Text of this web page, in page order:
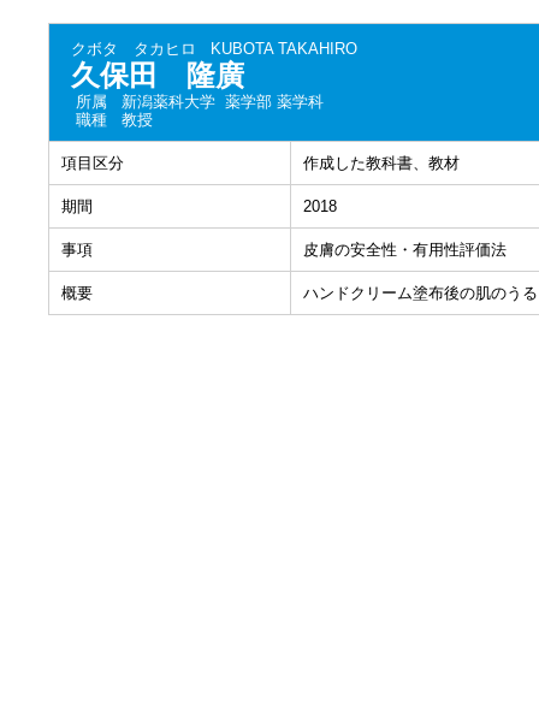
クボタ タカヒロ KUBOTA TAKAHIRO
久保田 隆廣
所属
新潟薬科大学 薬学部 薬学科
職種
教授
項目区分 作成した教科書、教材
期間 2018
事項 皮膚の安全性・有用性評価法
概要 ハンドクリーム塗布後の肌のう